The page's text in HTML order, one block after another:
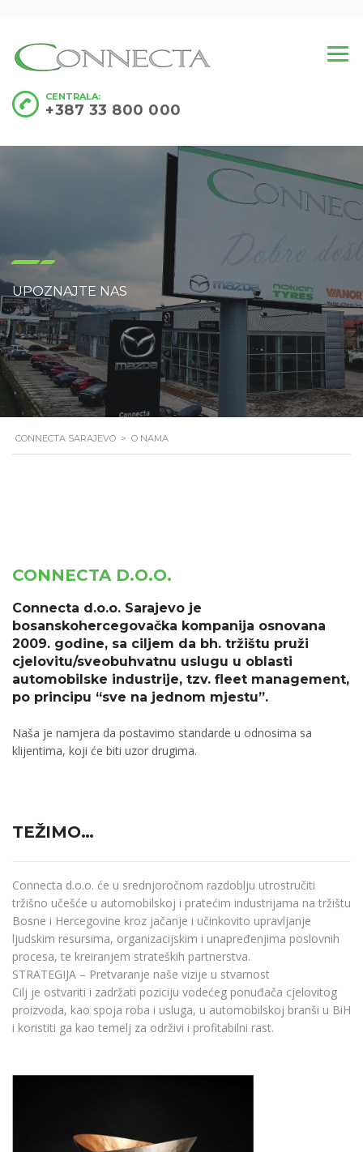
CENTRALA:
+387 33 800 000
UPOZNAJTE NAS
CONNECTA SARAJEVO > O NAMA
CONNECTA D.O.O.
Connecta d.o.o. Sarajevo je
bosanskohercegovačka kompanija osnovana
2009. godine, sa ciljem da bh. tržištu pruži
cjelovitu/sveobuhvatnu uslugu u oblasti
automobilske industrije, tzv. fleet management,
po principu “sve na jednom mjestu”.
Naša je namjera da postavimo standarde u odnosima sa
klijentima, koji će biti uzor drugima.
TEŽIMO…
Connecta d.o.o. će u srednjoročnom razdoblju utrostručiti
tržišno učešće u automobilskoj i pratećim industrijama na tržištu
Bosne i Hercegovine kroz jačanje i učinkovito upravljanje
ljudskim resursima, organizacijskim i unapređenjima poslovnih
procesa, te kreiranjem strateških partnerstva.
STRATEGIJA – Pretvaranje naše vizije u stvarnost
Cilj je ostvariti i zadržati poziciju vodećeg ponuđača cjelovitog
proizvoda, kao spoja roba i usluga, u automobilskoj branši u BiH
i koristiti ga kao temelj za održivi i profitabilni rast.